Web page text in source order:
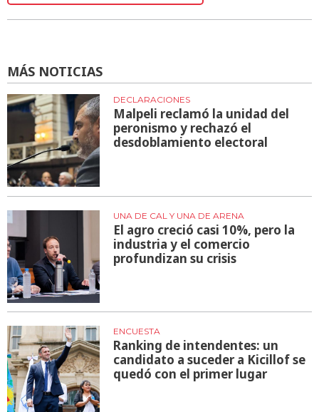
MÁS NOTICIAS
DECLARACIONES
Malpeli reclamó la unidad del
peronismo y rechazó el
desdoblamiento electoral
UNA DE CAL Y UNA DE ARENA
El agro creció casi 10%, pero la
industria y el comercio
profundizan su crisis
ENCUESTA
Ranking de intendentes: un
candidato a suceder a Kicillof se
quedó con el primer lugar